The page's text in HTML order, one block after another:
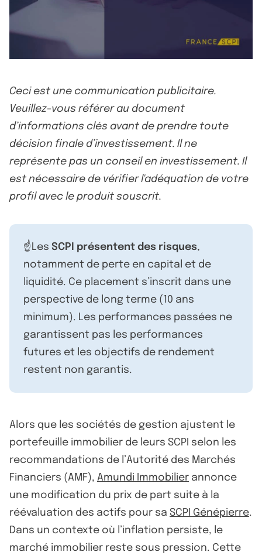
Ceci est une communication publicitaire.
Veuillez-vous référer au document
d’informations clés avant de prendre toute
décision finale d’investissement. Il ne
représente pas un conseil en investissement. Il
est nécessaire de vérifier l'adéquation de votre
profil avec le produit souscrit.
☝️Les SCPI présentent des risques,
notamment de perte en capital et de
liquidité. Ce placement s’inscrit dans une
perspective de long terme (10 ans
minimum). Les performances passées ne
garantissent pas les performances
futures et les objectifs de rendement
restent non garantis.
Alors que les sociétés de gestion ajustent le
portefeuille immobilier de leurs SCPI selon les
recommandations de l’Autorité des Marchés
Financiers (AMF), Amundi Immobilier annonce
une modification du prix de part suite à la
réévaluation des actifs pour sa SCPI Génépierre.
Dans un contexte où l’inflation persiste, le
marché immobilier reste sous pression. Cette